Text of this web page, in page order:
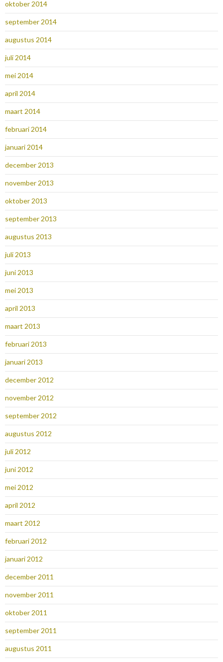
oktober 2014
september 2014
augustus 2014
juli 2014
mei 2014
april 2014
maart 2014
februari 2014
januari 2014
december 2013
november 2013
oktober 2013
september 2013
augustus 2013
juli 2013
juni 2013
mei 2013
april 2013
maart 2013
februari 2013
januari 2013
december 2012
november 2012
september 2012
augustus 2012
juli 2012
juni 2012
mei 2012
april 2012
maart 2012
februari 2012
januari 2012
december 2011
november 2011
oktober 2011
september 2011
augustus 2011